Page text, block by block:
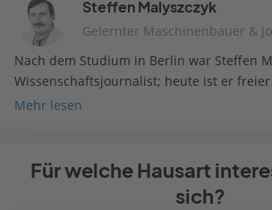
Steffen Malyszczyk
Gelernter Maschinenbauer &
Nach dem Studium in Berlin war Steffen
Wissenschaftsjournalist; heute ist er
Mehr lesen
Für welche Hausart
sich?